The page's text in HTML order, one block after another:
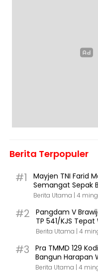
Berita Terpopuler
#1
Mayjen TNI Farid
Semangat Sepak
Berita Utama | 4
#2
Pangdam V
TP 541/KJS
Berita Utama | 4
#3
Pra TMMD 129
Bangun Harapan
Berita Utama | 4